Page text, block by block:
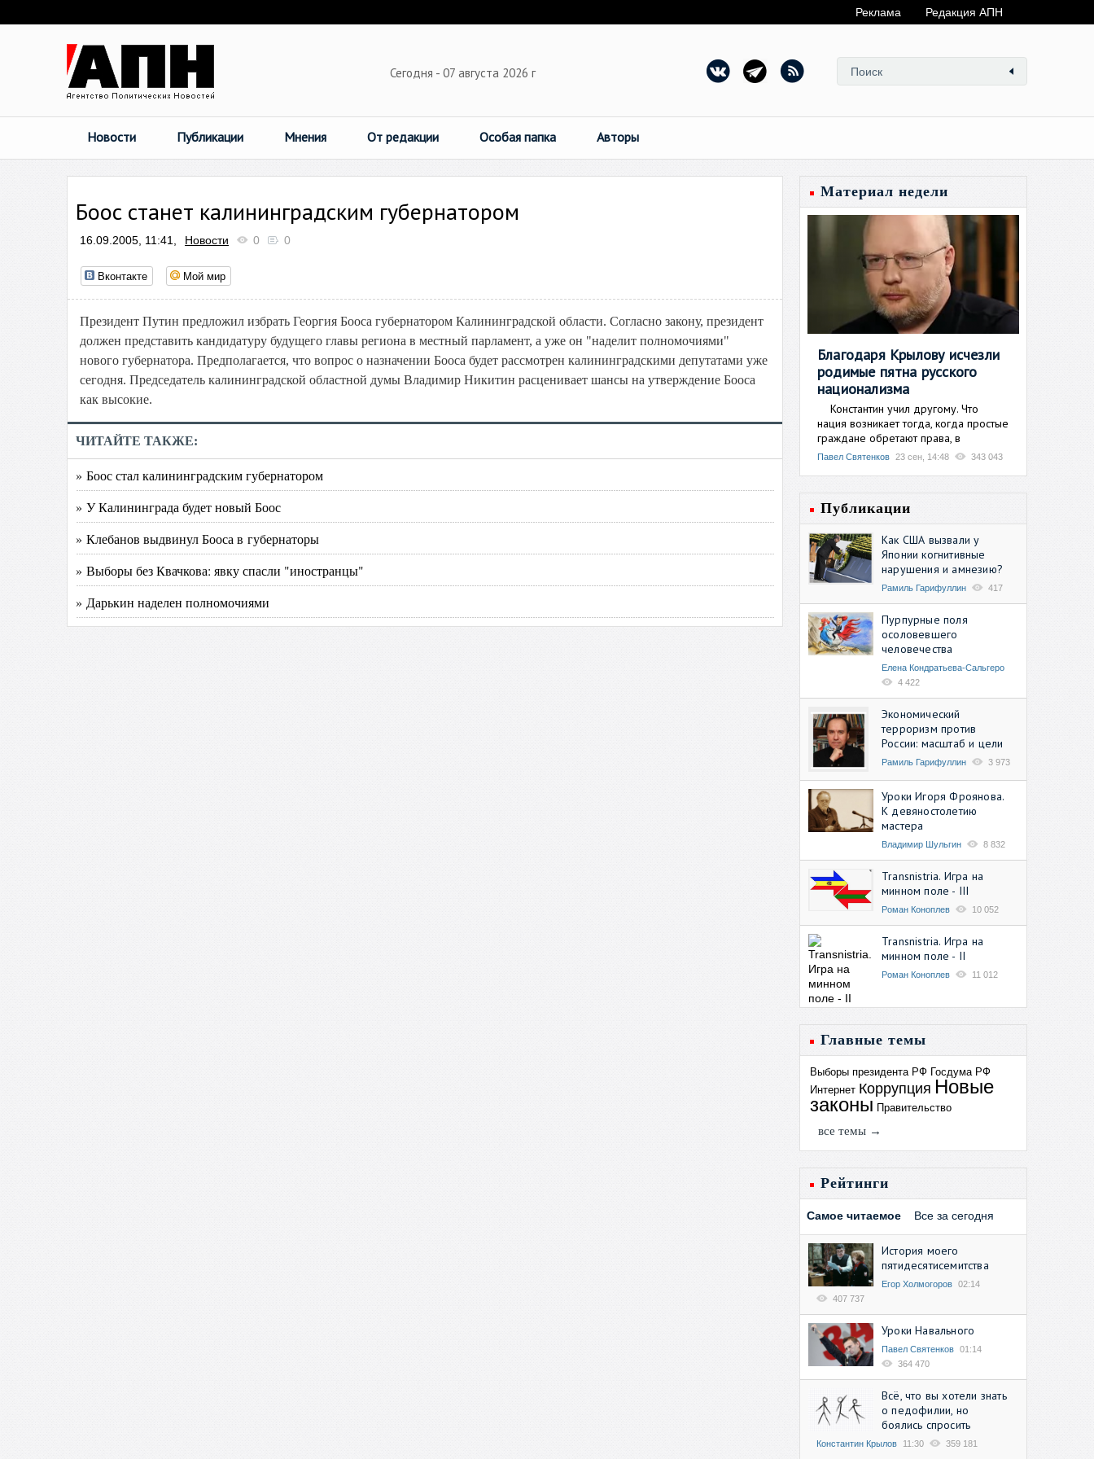
Реклама Редакция АПН
Сегодня - 07 августа 2026 г
Новости Публикации Мнения От редакции Особая папка Авторы
Боос станет калининградским губернатором
16.09.2005, 11:41, Новости 0 0
Вконтакте Мой мир
Президент Путин предложил избрать Георгия Бооса губернатором Калининградской области. Согласно закону, президент
должен представить кандидатуру будущего главы региона в местный парламент, а уже он "наделит полномочиями"
нового губернатора. Предполагается, что вопрос о назначении Бооса будет рассмотрен калининградскими депутатами уже
сегодня. Председатель калининградской областной думы Владимир Никитин расценивает шансы на утверждение Бооса
как высокие.
ЧИТАЙТЕ ТАКЖЕ:
» Боос стал калининградским губернатором
» У Калининграда будет новый Боос
» Клебанов выдвинул Бооса в губернаторы
» Выборы без Квачкова: явку спасли "иностранцы"
» Дарькин наделен полномочиями
Материал недели
Благодаря Крылову исчезли
родимые пятна русского
национализма
Константин учил другому. Что
нация возникает тогда, когда простые
граждане обретают права, в
Павел Святенков 23 сен, 14:48 343 043
Публикации
Как США вызвали у
Японии когнитивные
нарушения и амнезию?
Рамиль Гарифуллин 417
Пурпурные поля
осоловевшего
человечества
Елена Кондратьева-Сальгеро
4 422
Экономический
терроризм против
России: масштаб и цели
Рамиль Гарифуллин 3 973
Уроки Игоря Фроянова.
К девяностолетию
мастера
Владимир Шульгин 8 832
Transnistria. Игра на
минном поле - III
Роман Коноплев 10 052
Transnistria. Игра на
минном поле - II
Роман Коноплев 11 012
Главные темы
Выборы президента РФ Госдума РФ
Интернет Коррупция Новые
законы Правительство
все темы →
Рейтинги
Самое читаемое Все за сегодня
История моего
пятидесятисемитства
Егор Холмогоров 02:14
407 737
Уроки Навального
Павел Святенков 01:14
364 470
Всё, что вы хотели знать
о педофилии, но
боялись спросить
Константин Крылов 11:30 359 181